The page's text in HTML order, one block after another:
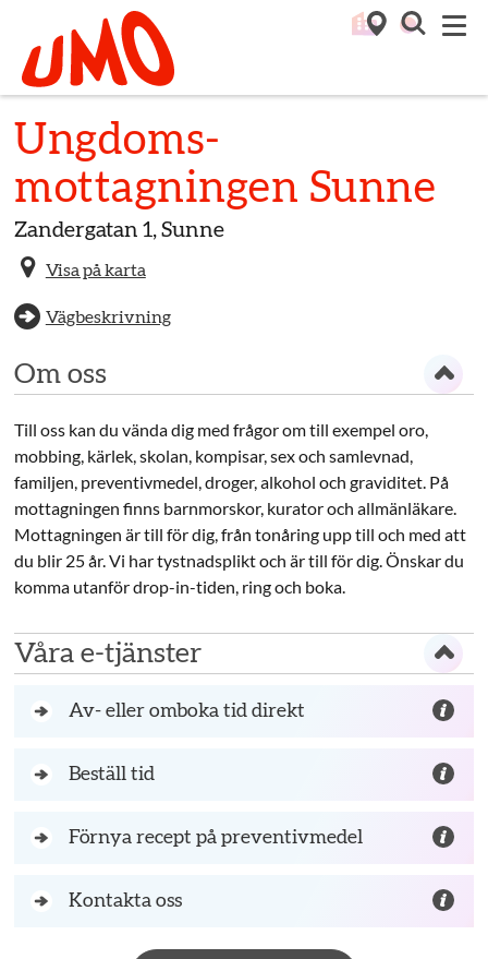
Till startsidan för Umo
Ungdoms­
mottagningen Sunne
Zandergatan 1, Sunne
Visa på karta
Vägbeskrivning
Om oss
Till oss kan du vända dig med frågor om till exempel oro,
mobbing, kärlek, skolan, kompisar, sex och samlevnad,
familjen, preventivmedel, droger, alkohol och graviditet. På
mottagningen finns barnmorskor, kurator och allmänläkare.
Mottagningen är till för dig, från tonåring upp till och med att
du blir 25 år. Vi har tystnadsplikt och är till för dig. Önskar du
komma utanför drop-in-tiden, ring och boka.
Våra e-tjänster
Av- eller omboka tid direkt
Beställ tid
Förnya recept på preventivmedel
Kontakta oss